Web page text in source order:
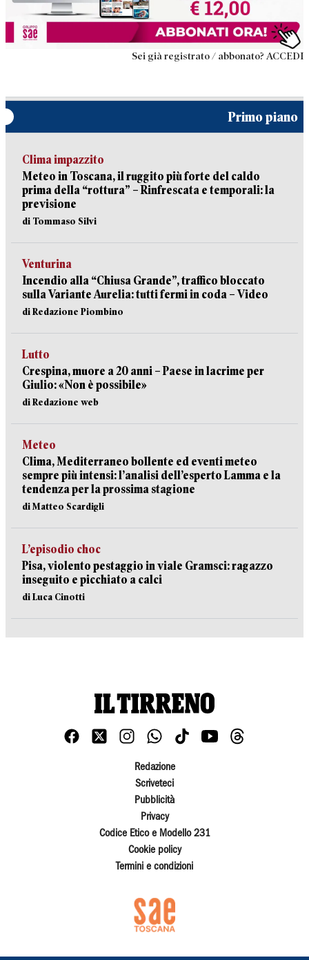
Sei già registrato / abbonato? ACCEDI
Primo piano
Clima impazzito
Meteo in Toscana, il ruggito più forte del caldo
prima della “rottura” – Rinfrescata e temporali: la
previsione
di Tommaso Silvi
Venturina
Incendio alla “Chiusa Grande”, traffico bloccato
sulla Variante Aurelia: tutti fermi in coda – Video
di Redazione Piombino
Lutto
Crespina, muore a 20 anni – Paese in lacrime per
Giulio: «Non è possibile»
di Redazione web
Meteo
Clima, Mediterraneo bollente ed eventi meteo
sempre più intensi: l’analisi dell’esperto Lamma e la
tendenza per la prossima stagione
di Matteo Scardigli
L’episodio choc
Pisa, violento pestaggio in viale Gramsci: ragazzo
inseguito e picchiato a calci
di Luca Cinotti
Redazione
Scriveteci
Pubblicità
Privacy
Codice Etico e Modello 231
Cookie policy
Termini e condizioni